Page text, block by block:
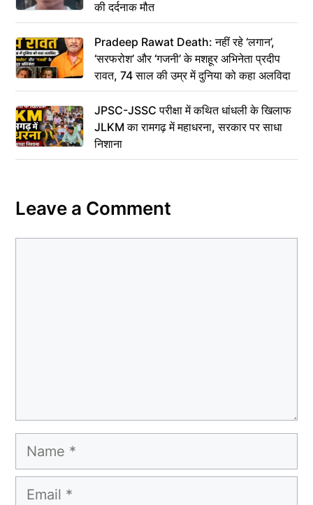
की दर्दनाक मौत
Pradeep Rawat Death: नहीं रहे ‘लगान’,
‘सरफरोश’ और ‘गजनी’ के मशहूर अभिनेता प्रदीप
रावत, 74 साल की उम्र में दुनिया को कहा अलविदा
JPSC-JSSC परीक्षा में कथित धांधली के खिलाफ
JLKM का रामगढ़ में महाधरना, सरकार पर साधा
निशाना
Leave a Comment
Name
Email